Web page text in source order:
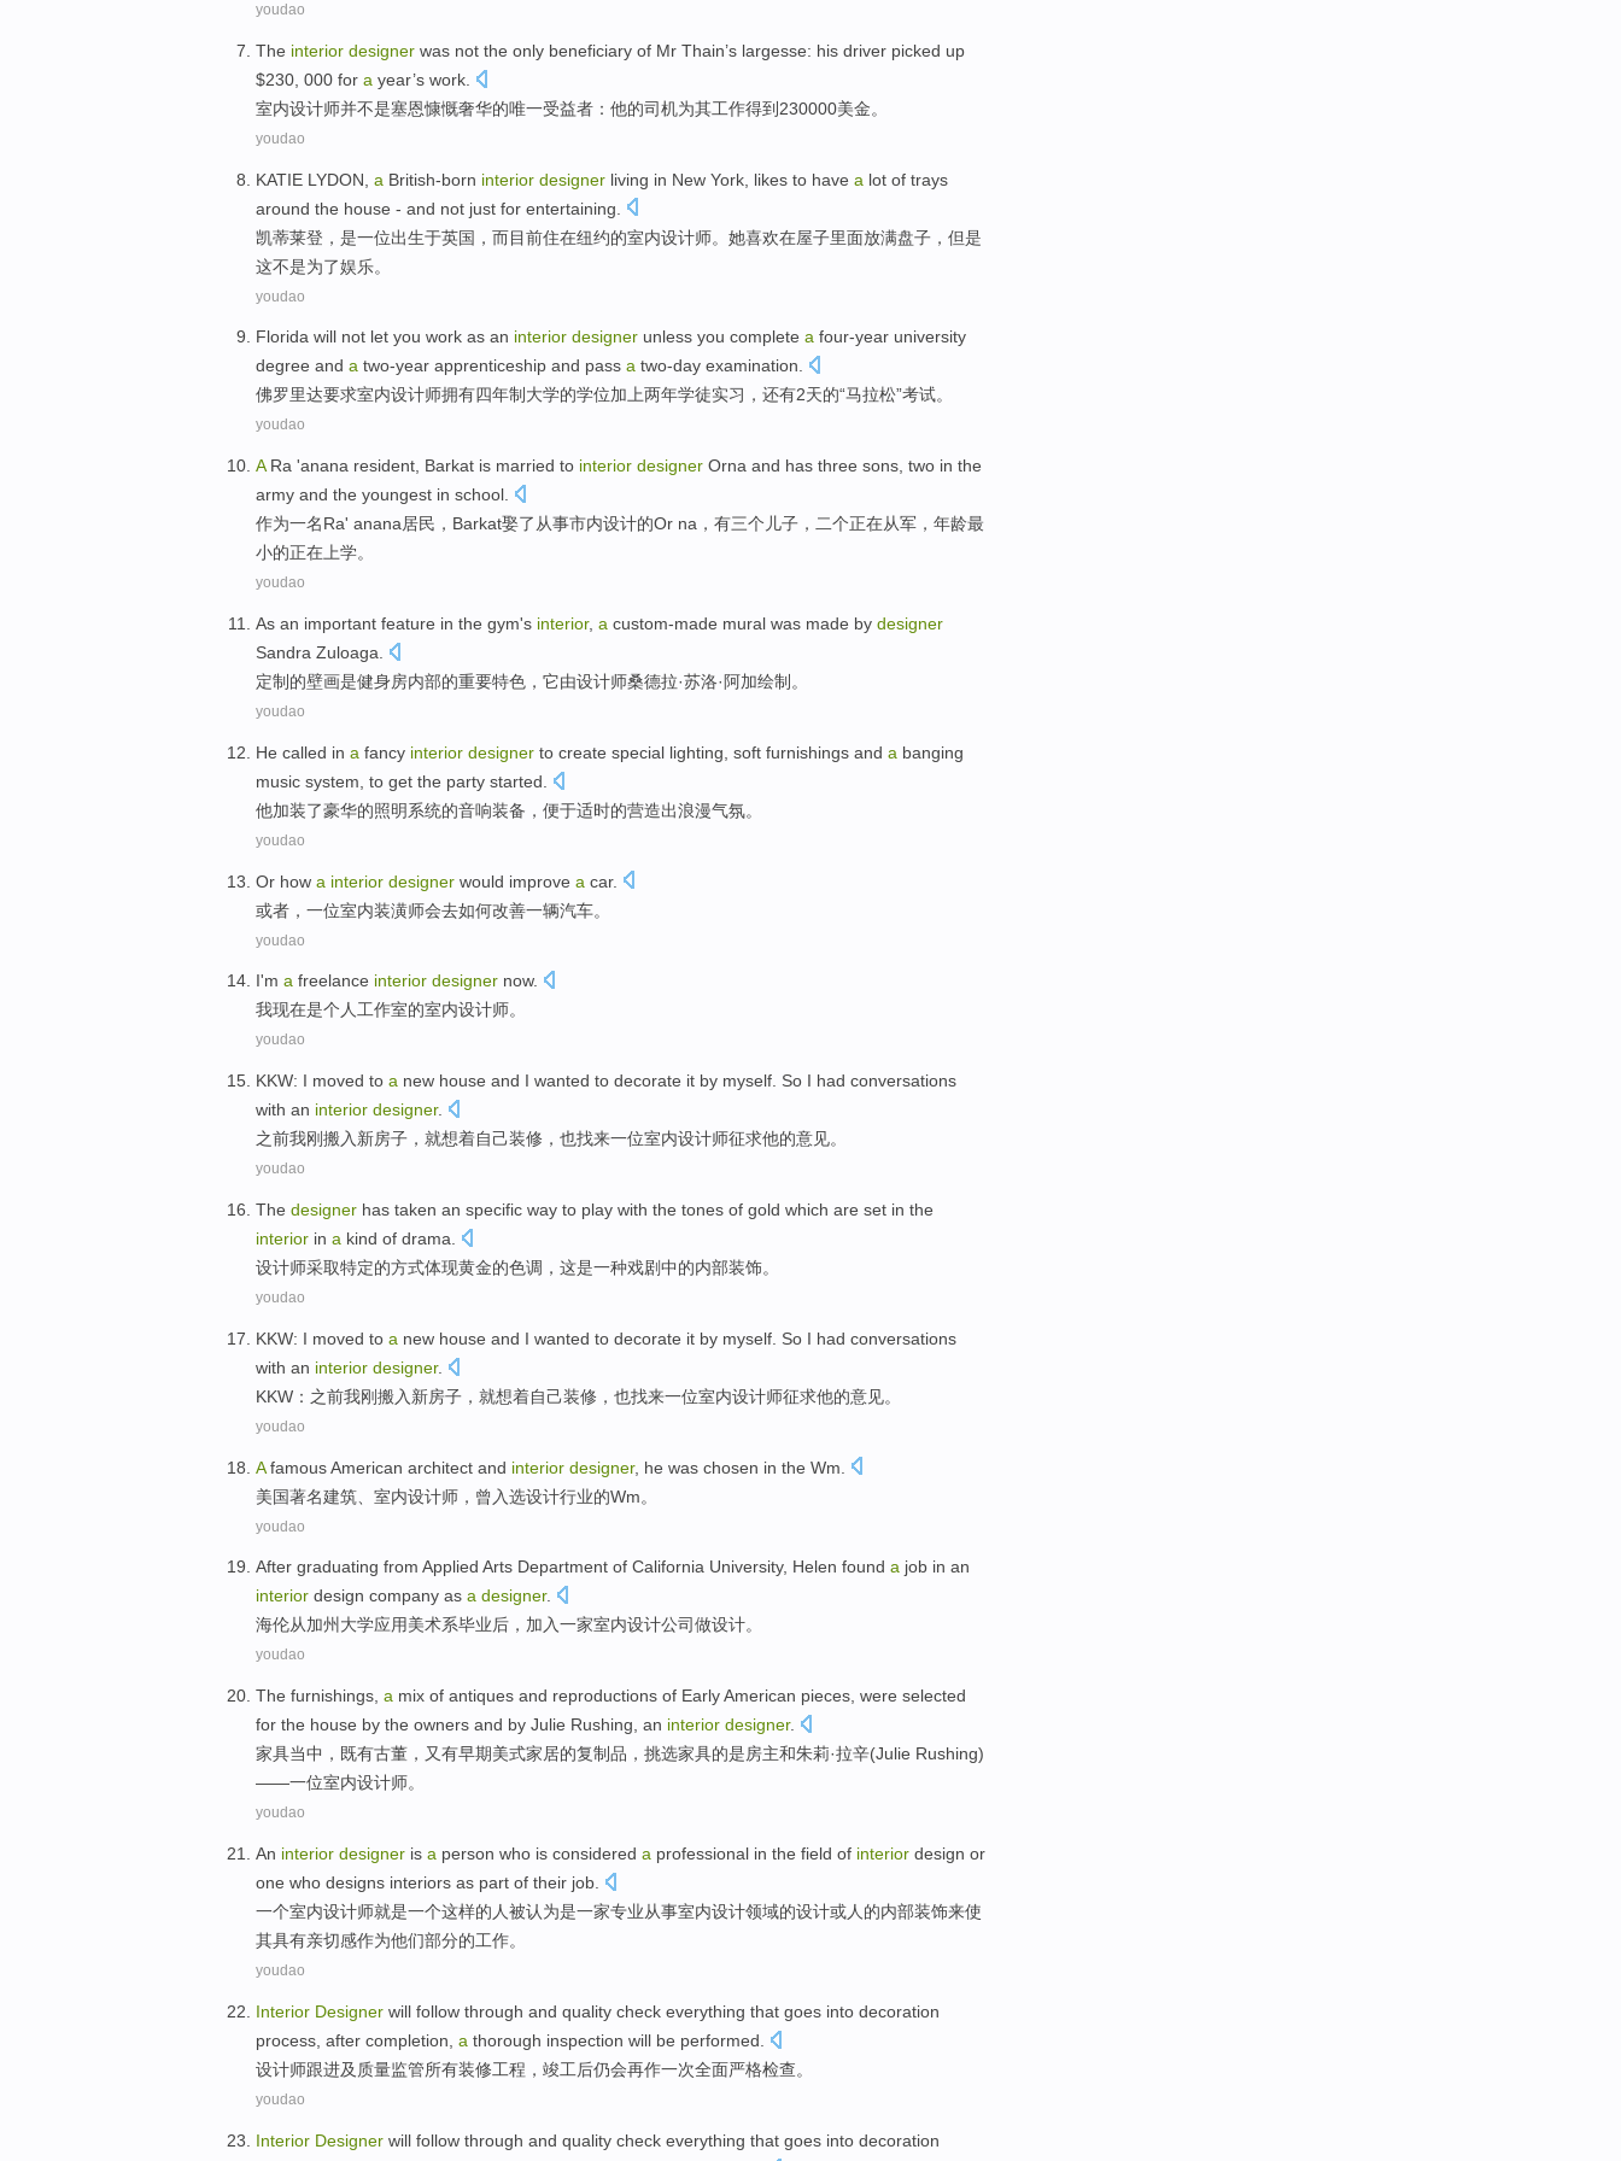
youdao
The interior designer was not the only beneficiary of Mr Thain’s largesse: his driver picked up
$230, 000 for a year’s work
室内设计师并不是塞恩慷慨奢华的唯一受益者 ： 他的司机为其工作得到230000美金。
youdao
KATIE LYDON a British-born interior designer living in New York likes to have a lot of trays
around the house - and not just for entertaining
凯蒂莱登 ， 是一位出生于英国，而目前住在纽约的室内设计师。她喜欢在屋子里面放满盘子 ，但是
这不是为了娱乐。
youdao
Florida will not let you work as an interior designer unless you complete a four-year university
degree and a two-year apprenticeship and pass a two-day examination.
佛罗里达要求室内设计师拥有四年制 大学的学位加上两年学徒实习 ， 还有2天的“马拉松”考试。
youdao
A Ra 'anana resident Barkat is married to interior designer Orna and has three sons two in the
army and the youngest in school
作为一名Ra' anana居民 ， Barkat娶了 从事市内设计的Or na， 有三个 儿子 ， 二个正在从军， 年龄最
小的正在上学。
youdao
As an important feature in the gym's interior, a custom-made mural was made by designer
Sandra Zuloaga
定制 的壁画是健身房内部的重要特色 ，它由设计师桑德拉·苏洛·阿加绘制。
youdao
He called in a fancy interior designer to create special lighting , soft furnishings and a banging
music system , to get the party started.
他加装了豪华的照明系统的音响装备，便于适时的营造出浪漫气氛。
youdao
Or how a interior designer would improve a car.
或者 ， 一位室内装潢师会去如何改善一辆汽车。
youdao
I'm a freelance interior designer now.
我现在是个人工作室的室内设计师。
youdao
KKW: I moved to a new house and I wanted to decorate it by myself So I had conversations
with an interior designer.
之前我刚搬入 新房子 ， 就想着自己装修 ， 也找来一位室内设计师征求他的意见。
youdao
The designer has taken an specific way to play with the tones of gold which are set in the
interior in a kind of drama
设计师采取特定的方式体现黄金的色调 ， 这是一种戏剧中的内部装饰。
youdao
KKW: I moved to a new house and I wanted to decorate it by myself So I had conversations
with an interior designer.
KKW ：之前我刚搬入 新房子 ，就想着自己装修 ， 也找来一位室内设计师征求他的意见。
youdao
A famousAmerican architect and interior designer, he was chosen in the Wm
美国著名建筑 室内设计师 ， 曾 入选设计行业的Wm。
youdao
After graduating from Applied Arts Department of California University, Helen found a job in an
interior design company as a designer.
海伦从加州 大学应用美术系毕业后 ，加入一家室内设计公司做设计。
youdao
The furnishings a mix of antiques and reproductions of EarlyAmerican pieces, were selected
for the house by the owners and by Julie Rushing, an interior designer.
家具当中， 既有古董 ，又有早期美式家居的复制品 ， 挑选家具的是房主和朱莉·拉辛(Julie Rushing)
——一位室内设计师。
youdao
An interior designer is a person who is considered a professional in the field of interior design or
one who designs interiors as part of their job
一个室内设计师就是一个这样的 人被认为是一家专业从事室内设计领域的设计或人的内部装饰来使
其具有亲切感作为他们部分的工作。
youdao
Interior Designer will follow through and quality check everything that goes into decoration
process, after completion a thorough inspection will be performed.
设计师跟进及 质量监管所有装修工程， 竣工后仍会再作一次全面严格检查。
youdao
Interior Designer will follow through and quality check everything that goes into decoration